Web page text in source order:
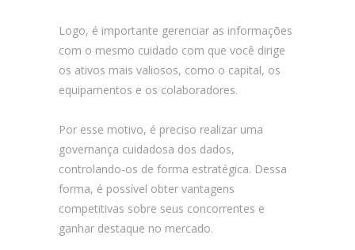
Logo, é importante gerenciar as informações
com o mesmo cuidado com que você dirige
os ativos mais valiosos, como o capital, os
equipamentos e os colaboradores.
Por esse motivo, é preciso realizar uma
governança cuidadosa dos dados,
controlando-os de forma estratégica. Dessa
forma, é possível obter vantagens
competitivas sobre seus concorrentes e
ganhar destaque no mercado.